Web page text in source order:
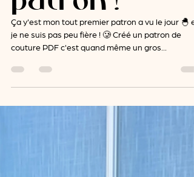
J'ai créé mon
premier
patron !
couture PDF c'est quand même un gros...